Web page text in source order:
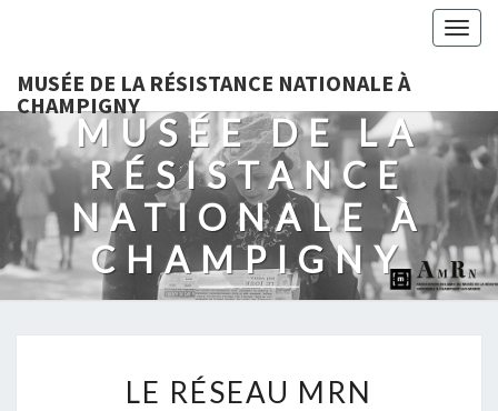
MUSÉE DE LA RÉSISTANCE NATIONALE À
CHAMPIGNY
MUSÉE DE LA
RÉSISTANCE
NATIONALE À
CHAMPIGNY
RÉSEAU
LE RÉSEAU MRN